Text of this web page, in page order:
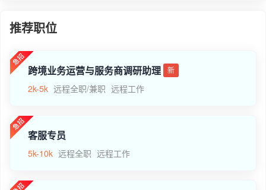
推荐职位
跨境业务运营与服务商调研助理 新
2k-5k 远程全职/兼职 远程工作
客服专员
5k-10k 远程全职 远程工作